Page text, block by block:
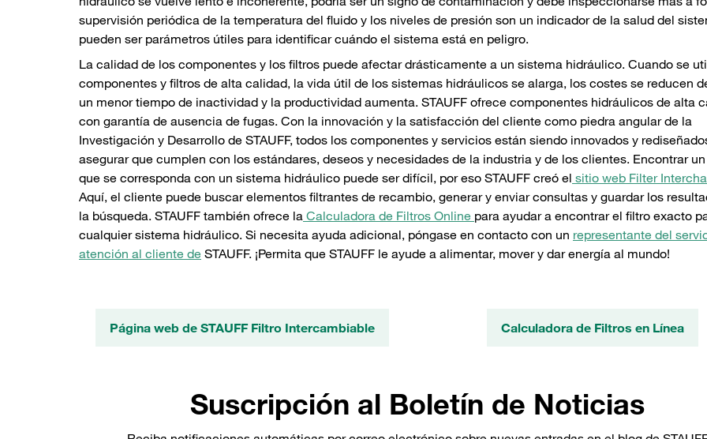
supervisión periódica de la temperatura del fluido y los niveles de presión son un indicador de la salud del
pueden ser parámetros útiles para identificar cuándo el sistema está en peligro.
La calidad de los componentes y los filtros puede afectar drásticamente a un sistema hidráulico. Cuando se
componentes y filtros de alta calidad, la vida útil de los sistemas hidráulicos se alarga, los costes se reducen
un menor tiempo de inactividad y la productividad aumenta. STAUFF ofrece componentes hidráulicos de alta
con garantía de ausencia de fugas. Con la innovación y la satisfacción del cliente como piedra angular de la
Investigación y Desarrollo de STAUFF, todos los componentes y servicios están siendo innovados y
asegurar que cumplen con los estándares, deseos y necesidades de la industria y de los clientes. Encontrar
que se corresponda con un sistema hidráulico puede ser difícil, por eso STAUFF creó el sitio web Filter
Aquí, el cliente puede buscar elementos filtrantes de recambio, generar y enviar consultas y guardar los
la búsqueda. STAUFF también ofrece la Calculadora de Filtros Online para ayudar a encontrar el filtro exacto
cualquier sistema hidráulico. Si necesita ayuda adicional, póngase en contacto con un representante del
atención al cliente de STAUFF. ¡Permita que STAUFF le ayude a alimentar, mover y dar energía al mundo!
Página web de STAUFF Filtro Intercambiable Calculadora de Filtros en Línea
Suscripción al Boletín de Noticias